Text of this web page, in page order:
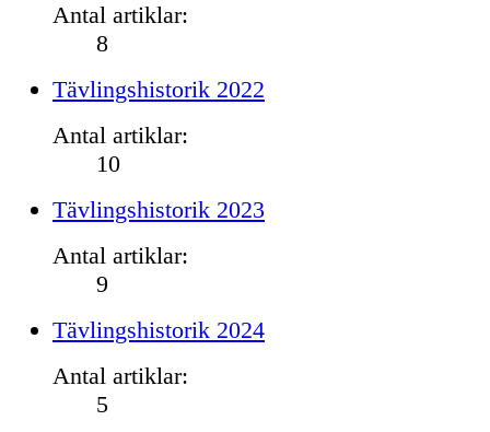
Antal artiklar:
8
Tävlingshistorik 2022
Antal artiklar:
10
Tävlingshistorik 2023
Antal artiklar:
9
Tävlingshistorik 2024
Antal artiklar:
5